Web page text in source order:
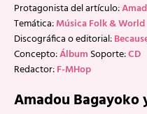
Protagonista del artículo:
Temática:Música Folk &
Discográfica o editorial:
Concepto:Álbum Soporte:CD
Redactor:F-MHop
Amadou Bagayoko